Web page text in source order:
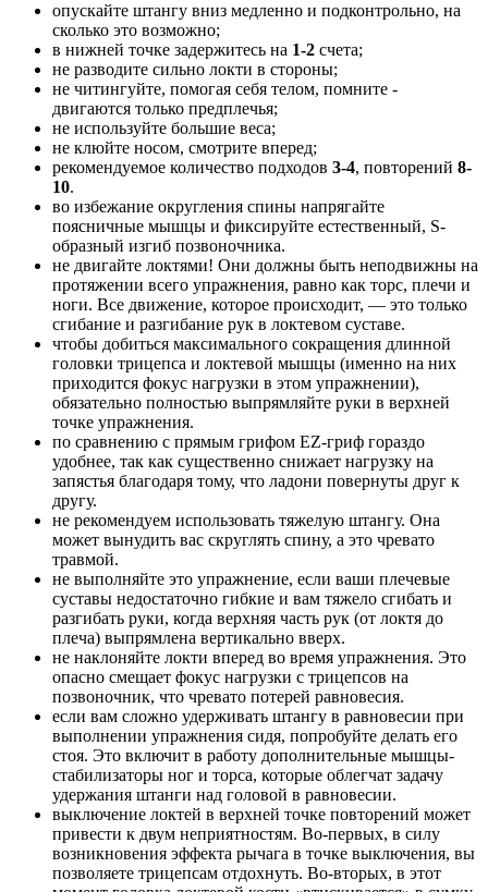
опускайте штангу вниз медленно и подконтрольно, на
сколько это возможно;
в нижней точке задержитесь на 1-2 счета;
не разводите сильно локти в стороны;
не читингуйте, помогая себя телом, помните -
двигаются только предплечья;
не используйте большие веса;
не клюйте носом, смотрите вперед;
рекомендуемое количество подходов 3-4, повторений 8-
10.
во избежание округления спины напрягайте
поясничные мышцы и фиксируйте естественный, S-
образный изгиб позвоночника.
не двигайте локтями! Они должны быть неподвижны на
протяжении всего упражнения, равно как торс, плечи и
ноги. Все движение, которое происходит, — это только
сгибание и разгибание рук в локтевом суставе.
чтобы добиться максимального сокращения длинной
головки трицепса и локтевой мышцы (именно на них
приходится фокус нагрузки в этом упражнении),
обязательно полностью выпрямляйте руки в верхней
точке упражнения.
по сравнению с прямым грифом EZ-гриф гораздо
удобнее, так как существенно снижает нагрузку на
запястья благодаря тому, что ладони повернуты друг к
другу.
не рекомендуем использовать тяжелую штангу. Она
может вынудить вас скруглять спину, а это чревато
травмой.
не выполняйте это упражнение, если ваши плечевые
суставы недостаточно гибкие и вам тяжело сгибать и
разгибать руки, когда верхняя часть рук (от локтя до
плеча) выпрямлена вертикально вверх.
не наклоняйте локти вперед во время упражнения. Это
опасно смещает фокус нагрузки с трицепсов на
позвоночник, что чревато потерей равновесия.
если вам сложно удерживать штангу в равновесии при
выполнении упражнения сидя, попробуйте делать его
стоя. Это включит в работу дополнительные мышцы-
стабилизаторы ног и торса, которые облегчат задачу
удержания штанги над головой в равновесии.
выключение локтей в верхней точке повторений может
привести к двум неприятностям. Во-первых, в силу
возникновения эффекта рычага в точке выключения, вы
позволяете трицепсам отдохнуть. Во-вторых, в этот